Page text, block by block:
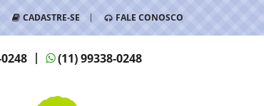
CADASTRE-SE FALE CONOSCO
(11)99338-0248